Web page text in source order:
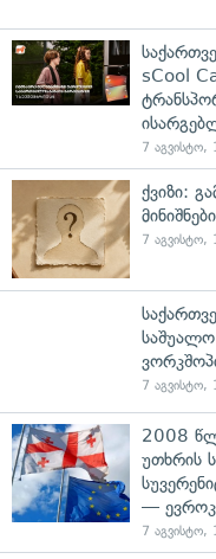
sCool
7 აგვისტო,
ქვიზი:
7 აგვისტო,
საშუალო
7 აგვისტო,
2008
უთხრის
—
7 აგვისტო,